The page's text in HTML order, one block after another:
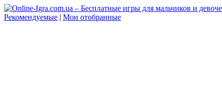
Рекомендуемые | Мои отобранные